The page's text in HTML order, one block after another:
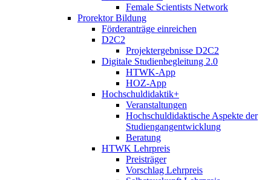
Female Scientists Network
Prorektor Bildung
Förderanträge einreichen
D2C2
Projektergebnisse D2C2
Digitale Studienbegleitung 2.0
HTWK-App
HOZ-App
Hochschuldidaktik+
Veranstaltungen
Hochschuldidaktische Aspekte der
Studiengangentwicklung
Beratung
HTWK Lehrpreis
Preisträger
Vorschlag Lehrpreis